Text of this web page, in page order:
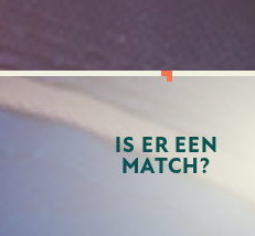
IS ER EEN
MATCH?